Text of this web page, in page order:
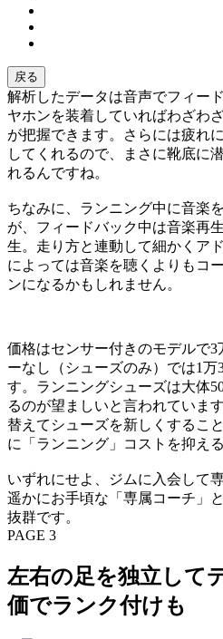
戻る
解析したデータは音声でフィー
ヤホンを装着していればわざわ
が把握できます。さらには疲れ
してくれるので、まさに靴底に
れるんですね。
ちなみに、ランニング中に音楽
が、フィードバック中は音楽再
生。走り方と連動して細かくア
によっては音楽を聴くよりもコ
ンになるかもしれません。
価格はセンサー付きのモデルで3
ーなし（シューズのみ）では1万
す。ランニングシューズは大体
るのが望ましいと言われていま
替えてシューズを新しくするこ
に「ランニング」コストを抑え
いずれにせよ、ジムに入会して
遥かにお手頃な「専属コーチ」
抜群です。
PAGE 3
左右の足を独立して
価でランク付けも